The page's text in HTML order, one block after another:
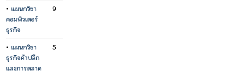
• แผนกวิชา
คอมพิวเตอร์
ธุรกิจ
9
• แผนกวิชา
ธุรกิจค้าปลีก
และการตลาด
5